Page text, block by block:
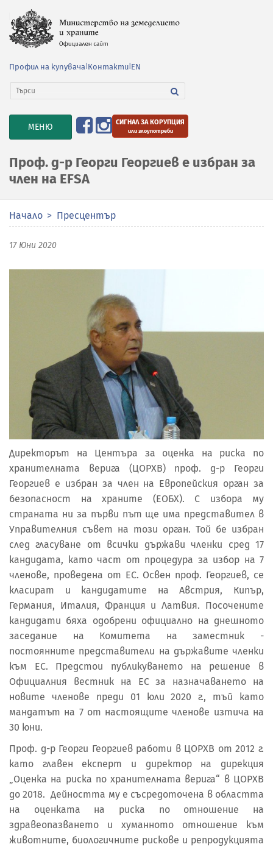
Профил на купувача Контакти EN
TOGGLE
NAVIGATION
МЕНЮ СИГНАЛ ЗА КОРУПЦИЯ
или злоупотреби
Проф. д-р Георги Георгиев е избран за
член на EFSA
Начало Пресцентър
17 Юни 2020
Директорът на Центъра за оценка на риска по
хранителната верига (ЦОРХВ) проф. д-р Георги
Георгиев е избран за член на Европейския орган за
безопасност на храните (ЕОБХ). С избора му
страната ни за първи път ще има представител в
Управителния съвет на този орган. Той бе избран
след гласуване от всички държави членки сред 17
кандидата, като част от процедура за избор на 7
членoве, проведена от ЕС. Освен проф. Георгиев, се
класират и кандидатите на Австрия, Кипър,
Германия, Италия, Франция и Латвия. Посочените
кандидати бяха одобрени официално на днешното
заседание нa Комитета на заместник -
постоянните представители на държавите членки
към ЕС. Предстои публикуването на решение в
Официалния вестник на ЕС за назначаването на
новите членове преди 01 юли 2020 г., тъй като
мандатът на 7 от настоящите членове изтича на
30 юни.
Проф. д-р Георги Георгиев работи в ЦОРХВ от 2012 г.
като главен експерт и директор на дирекция
„Оценка на риска по хранителната верига“ в ЦОРХВ
до 2018. Дейността му е съсредоточена в областта
на оценката на риска по отношение на
здравеопазването и хуманното отношение към
животните, биологичните рискове и репродукцията